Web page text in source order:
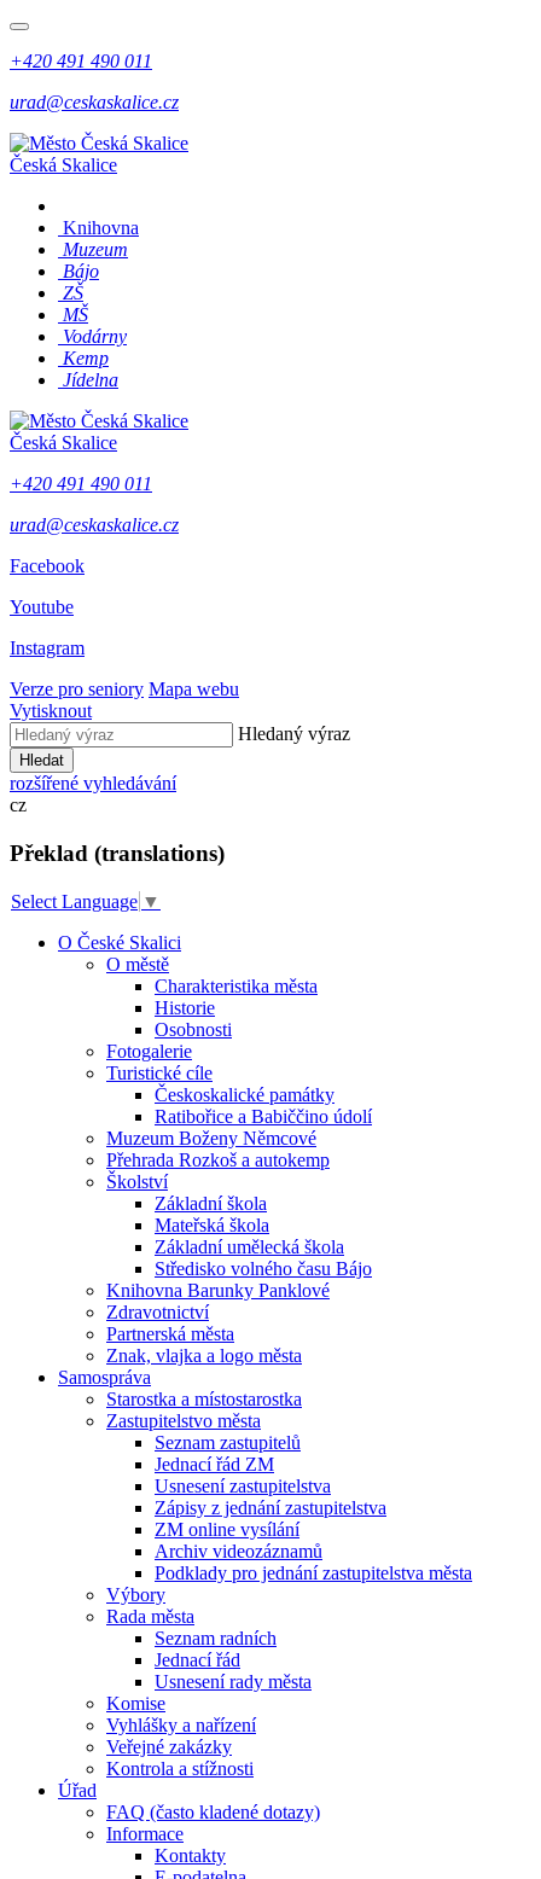
+420 491 490 011
urad@ceskaskalice.cz
Česká Skalice
Knihovna
Muzeum
Bájo
ZŠ
MŠ
Vodárny
Kemp
Jídelna
Česká Skalice
+420 491 490 011
urad@ceskaskalice.cz
Facebook
Youtube
Instagram
Verze pro seniory Mapa webu
Vytisknout
Hledaný výraz
Hledat
rozšířené vyhledávání
cz
Překlad (translations)
Select Language ▼
O České Skalici
O městě
Charakteristika města
Historie
Osobnosti
Fotogalerie
Turistické cíle
Českoskalické památky
Ratibořice a Babiččino údolí
Muzeum Boženy Němcové
Přehrada Rozkoš a autokemp
Školství
Základní škola
Mateřská škola
Základní umělecká škola
Středisko volného času Bájo
Knihovna Barunky Panklové
Zdravotnictví
Partnerská města
Znak, vlajka a logo města
Samospráva
Starostka a místostarostka
Zastupitelstvo města
Seznam zastupitelů
Jednací řád ZM
Usnesení zastupitelstva
Zápisy z jednání zastupitelstva
ZM online vysílání
Archiv videozáznamů
Podklady pro jednání zastupitelstva města
Výbory
Rada města
Seznam radních
Jednací řád
Usnesení rady města
Komise
Vyhlášky a nařízení
Veřejné zakázky
Kontrola a stížnosti
Úřad
FAQ (často kladené dotazy)
Informace
Kontakty